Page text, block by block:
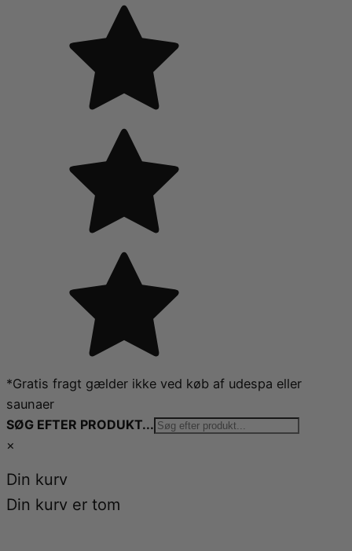
*Gratis fragt gælder ikke ved køb af udespa eller
saunaer
SØG EFTER PRODUKT...
×
Din kurv
Din kurv er tom